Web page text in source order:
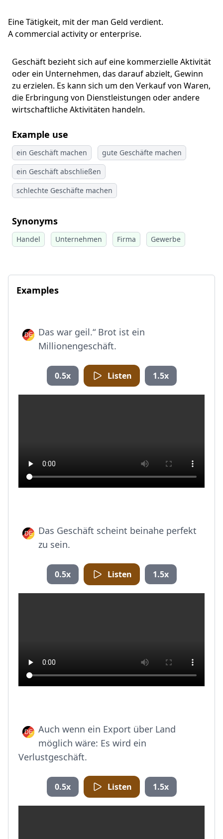
Eine Tätigkeit, mit der man Geld verdient.
A commercial activity or enterprise.
Geschäft bezieht sich auf eine kommerzielle Aktivität
oder ein Unternehmen, das darauf abzielt, Gewinn
zu erzielen. Es kann sich um den Verkauf von Waren,
die Erbringung von Dienstleistungen oder andere
wirtschaftliche Aktivitäten handeln.
Example use
ein Geschäft machen
gute Geschäfte machen
ein Geschäft abschließen
schlechte Geschäfte machen
Synonyms
Handel Unternehmen Firma Gewerbe
Examples
Das war geil.“ Brot ist ein
Millionengeschäft.
0.5x Listen 1.5x
Das Geschäft scheint beinahe perfekt
zu sein.
0.5x Listen 1.5x
Auch wenn ein Export über Land
möglich wäre: Es wird ein
Verlustgeschäft.
0.5x Listen 1.5x